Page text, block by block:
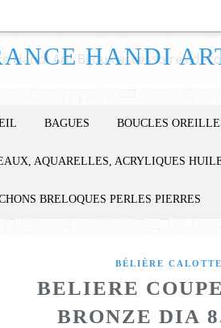
BAGUES BOUCLES
AQUARELLES, ACRYLIQUES
BRELOQUES PERLES PIERRES
BÉLIÈRE
BELIERE
BRONZE DIA